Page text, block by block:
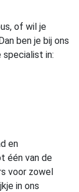
of wil je
ben je bij ons
specialist in:
en
één van de
voor zowel
in ons